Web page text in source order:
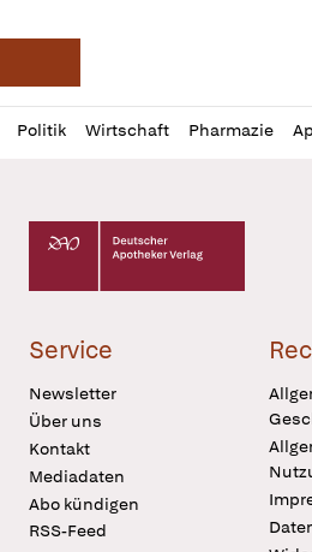
Deutsche Apotheker
Politik Wirtschaft Pharmazie
Profil
öffnen
Daz
Pur
Deutscher Apotheker Verlag
Service
Newsletter
Über uns
Kontakt
Mediadaten
Abo kündigen
RSS-Feed